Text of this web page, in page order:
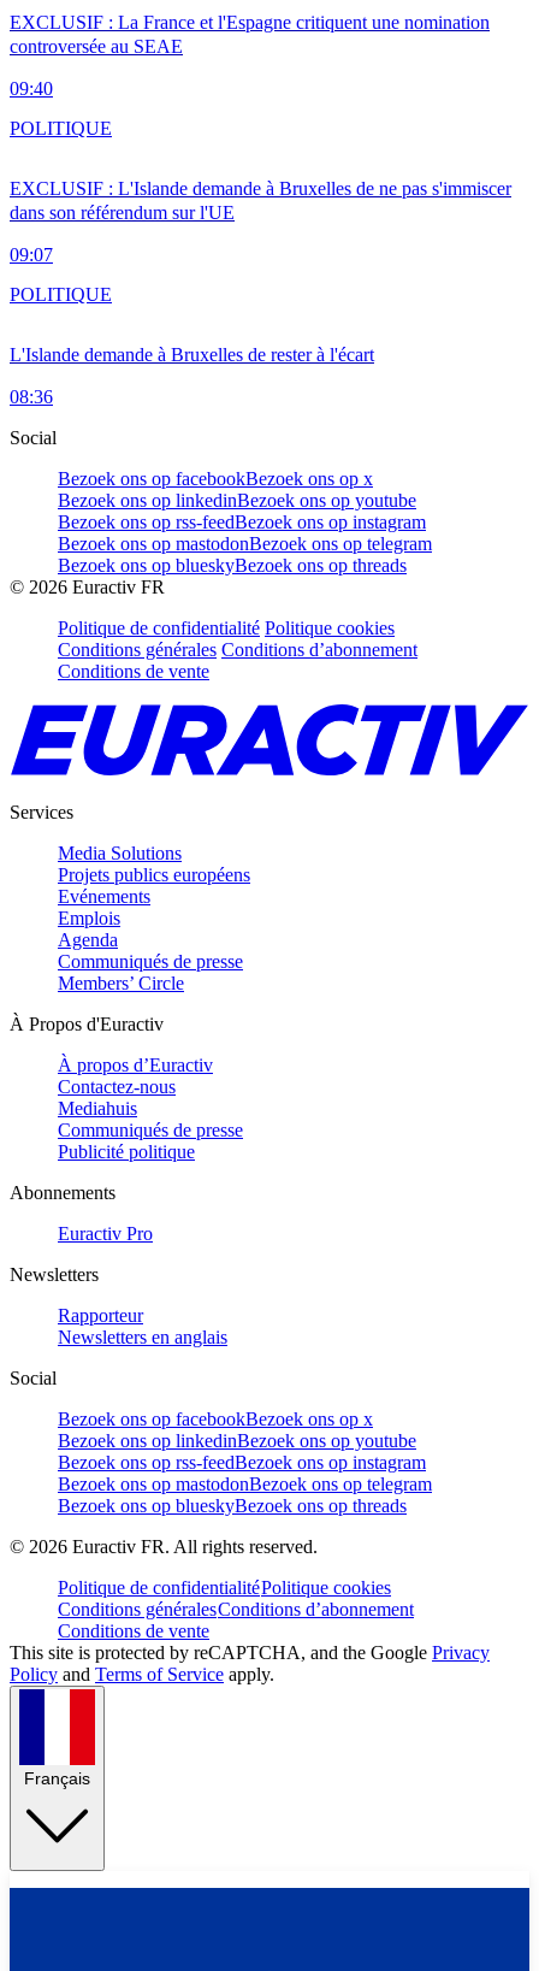
EXCLUSIF : La France et l'Espagne critiquent une nomination
controversée au SEAE
09:40
EXCLUSIF : L'Islande demande à Bruxelles de ne pas s'immiscer
dans son référendum sur l'UE
09:07
POLITIQUE
L'Islande demande à Bruxelles de rester à l'écart
08:36
POLITIQUE
Social
Bezoek ons op facebookBezoek ons op x
Bezoek ons op linkedinBezoek ons op youtube
Bezoek ons op rss-feedBezoek ons op instagram
Bezoek ons op mastodonBezoek ons op telegram
Bezoek ons op blueskyBezoek ons op threads
© 2026 Euractiv FR
Politique de confidentialité Politique cookies
Conditions générales Conditions d’abonnement
Conditions de vente
Services
Media Solutions
Projets publics européens
Evénements
Emplois
Agenda
Communiqués de presse
Members’ Circle
À Propos d'Euractiv
À propos d’Euractiv
Contactez-nous
Mediahuis
Communiqués de presse
Publicité politique
Abonnements
Euractiv Pro
Newsletters
Rapporteur
Newsletters en anglais
Social
Bezoek ons op facebookBezoek ons op x
Bezoek ons op linkedinBezoek ons op youtube
Bezoek ons op rss-feedBezoek ons op instagram
Bezoek ons op mastodonBezoek ons op telegram
Bezoek ons op blueskyBezoek ons op threads
© 2026 Euractiv FR. All rights reserved.
Politique de confidentialitéPolitique cookies
Conditions généralesConditions d’abonnement
Conditions de vente
This site is protected by reCAPTCHA, and the Google Privacy
Policy and Terms of Service apply.
Français